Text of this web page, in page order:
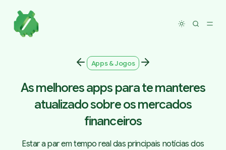
Toggle
Apps & Jogos
As melhores apps para te manteres
atualizado sobre os mercados
financeiros
Estar a par em tempo real das principais notícias dos